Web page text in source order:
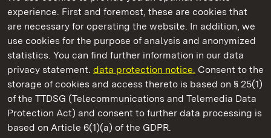
experience. First and foremost, these are cookies that
are necessary for operating the website. In addition, we
use cookies for the purpose of analysis and anonymized
statistics. You can find further information in our data
privacy statement. data protection notice. Consent to the
storage of cookies and access thereto is based on § 25(1)
of the TTDSG (Telecommunications and Telemedia Data
Protection Act) and consent to further data processing is
based on Article 6(1)(a) of the GDPR.
State Palaces and Gardens of Baden-Wuerttemberg
Staatliche Schlösser und Gärten Baden‑Württemberg